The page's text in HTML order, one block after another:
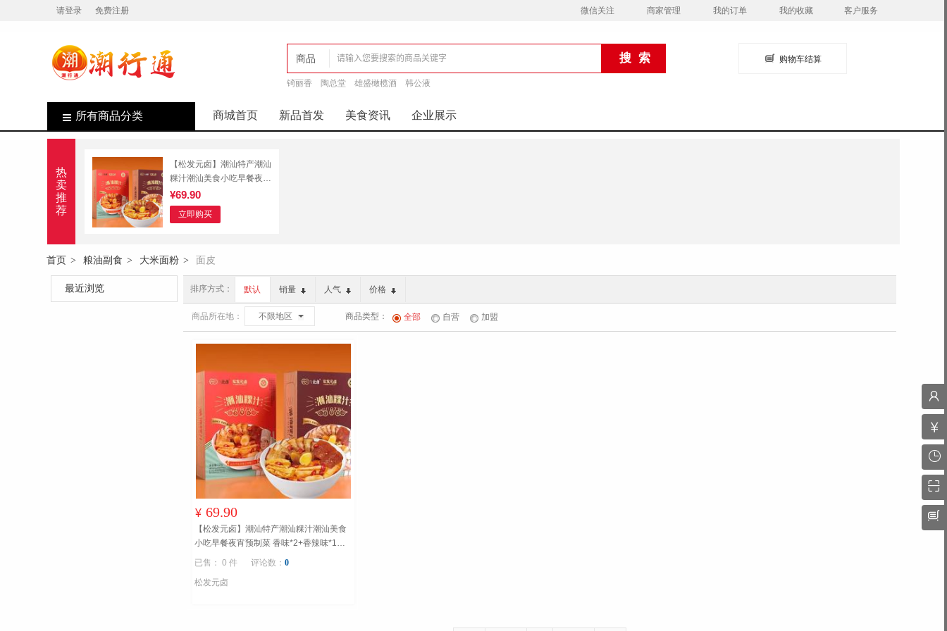
请登录 免费注册 微信关注 商家管理 我的订单 我的收藏 客户服务
商品
店铺
锜丽香 陶总堂 雄盛橄榄酒 韩公液
购物车结算
所有商品分类 商城首页 新品首发 美食资讯 企业展示
热
卖
推
荐
【松发元卤】潮汕特产潮汕
粿汁潮汕美食小吃早餐夜宵
预制菜 香味*2+香辣味*1）
送香辣味*1
¥69.90
立即购买
首页 > 粮油副食 > 大米面粉 > 面皮
最近浏览 排序方式： 默认 销量 人气 价格
商品所在地： 不限地区 商品类型： 全部 自营 加盟
¥ 69.90
【松发元卤】潮汕特产潮汕粿汁潮汕美食
小吃早餐夜宵预制菜 香味*2+香辣味*1）
送香辣味*1
广东汕头即食食品
已售： 0 件 评论数： 0
松发元卤